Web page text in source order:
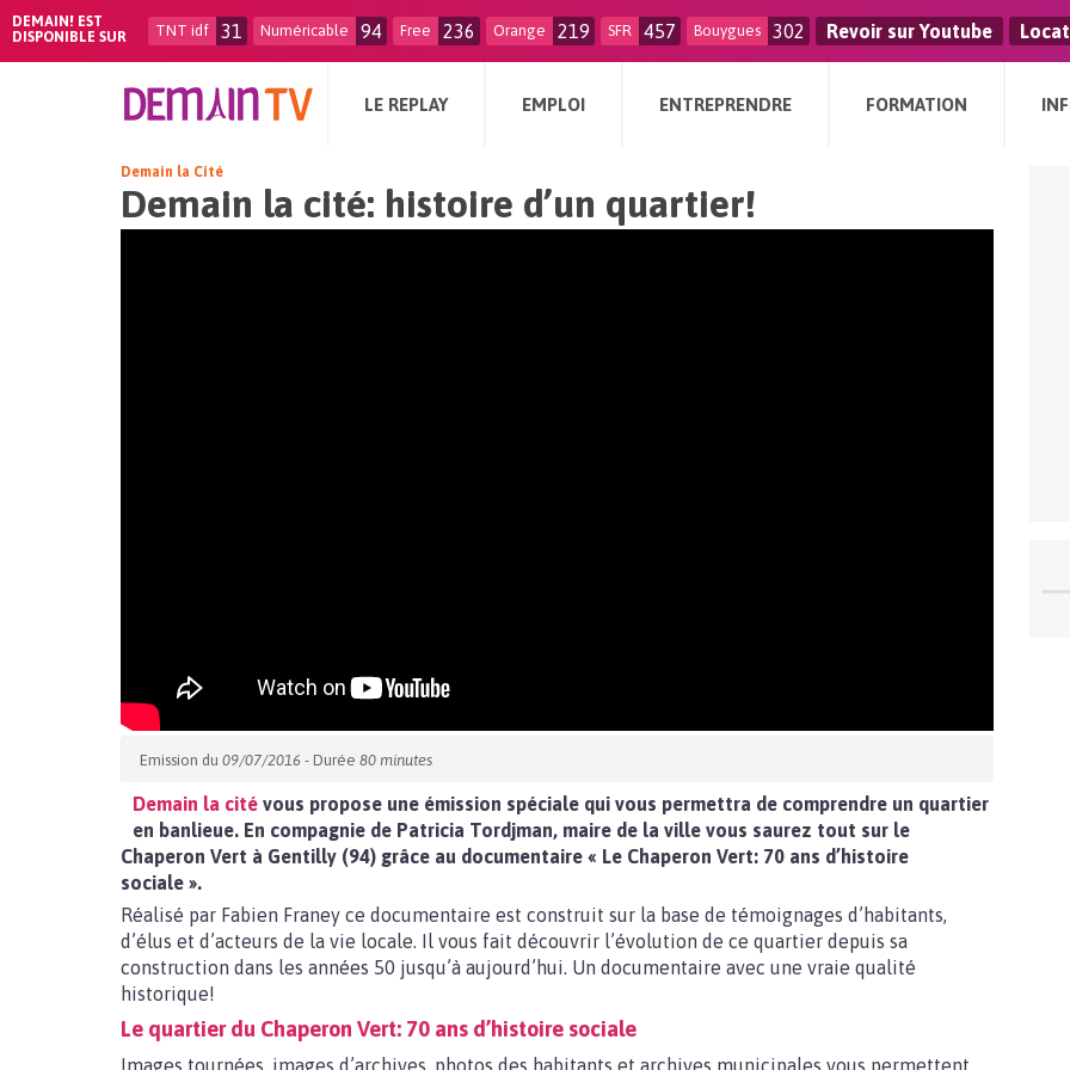
DEMAIN! EST
DISPONIBLE SUR
TNT idf 31 Numéricable 94 Free 236 Orange 219 SFR 457 Bouygues 302 Revoir sur Youtube
LE REPLAY EMPLOI ENTREPRENDRE FORMATION
Demain la Cité
Demain la cité: histoire d’un quartier!
Emission du 09/07/2016 - Durée 80 minutes
Demain la cité vous propose une émission spéciale qui vous permettra de comprendre un quartier
en banlieue. En compagnie de Patricia Tordjman, maire de la ville vous saurez tout sur le
Chaperon Vert à Gentilly (94) grâce au documentaire « Le Chaperon Vert: 70 ans d’histoire
sociale ».
Réalisé par Fabien Franey ce documentaire est construit sur la base de témoignages d’habitants,
d’élus et d’acteurs de la vie locale. Il vous fait découvrir l’évolution de ce quartier depuis sa
construction dans les années 50 jusqu’à aujourd’hui. Un documentaire avec une vraie qualité
historique!
Le quartier du Chaperon Vert: 70 ans d’histoire sociale
Images tournées, images d’archives, photos des habitants et archives municipales vous permettent